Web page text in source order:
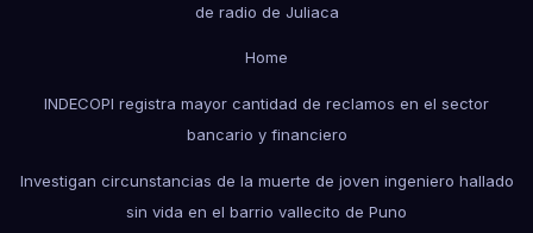
de radio de Juliaca
Home
INDECOPI registra mayor cantidad de reclamos en el sector
bancario y financiero
Investigan circunstancias de la muerte de joven ingeniero hallado
sin vida en el barrio vallecito de Puno